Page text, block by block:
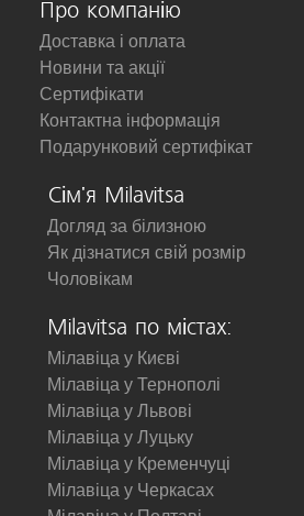
Про компанію
Доставка і оплата
Новини та акції
Сертифікати
Контактна інформація
Подарунковий сертифікат
Сім'я Milavitsa
Догляд за білизною
Як дізнатися свій розмір
Чоловікам
Milavitsa по містах:
Мілавіца у Києві
Мілавіца у Тернополі
Мілавіца у Львові
Мілавіца у Луцьку
Мілавіца у Кременчуці
Мілавіца у Черкасах